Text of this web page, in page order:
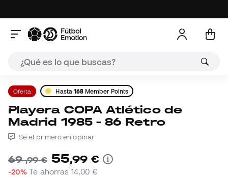
Oferta Hasta 168 Member Points
Playera COPA Atlético de
Madrid 1985 - 86 Retro
Sé el primero en opinar
69,99 € 55,99 €
-20% Te ahorras14,00 €